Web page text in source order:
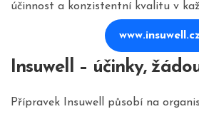
účinnost a konzistentní kvalitu v
Insuwell – účinky,
Přípravek Insuwell působí na